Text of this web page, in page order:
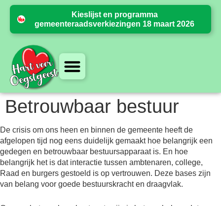
Kieslijst en programma
gemeenteraadsverkiezingen 18 maart 2026
Betrouwbaar bestuur
De crisis om ons heen en binnen de gemeente heeft de
afgelopen tijd nog eens duidelijk gemaakt hoe belangrijk een
gedegen en betrouwbaar bestuursapparaat is. En hoe
belangrijk het is dat interactie tussen ambtenaren, college,
Raad en burgers gestoeld is op vertrouwen. Deze bases zijn
van belang voor goede bestuurskracht en draagvlak.